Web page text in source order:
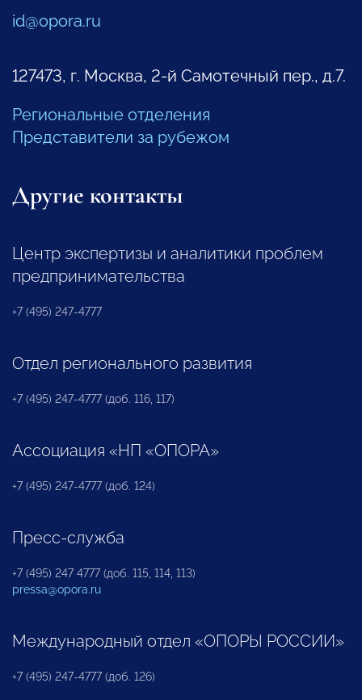
id@opora.ru
127473, г. Москва, 2-й Самотечный пер., д.7.
Региональные отделения
Представители за рубежом
Другие контакты
Центр экспертизы и аналитики проблем
предпринимательства
+7 (495) 247-4777
Отдел регионального развития
+7 (495) 247-4777 (доб. 116, 117)
Ассоциация «НП «ОПОРА»
+7 (495) 247-4777 (доб. 124)
Пресс-служба
+7 (495) 247 4777 (доб. 115, 114, 113)
pressa@opora.ru
Международный отдел «ОПОРЫ РОССИИ»
+7 (495) 247-4777 (доб. 126)